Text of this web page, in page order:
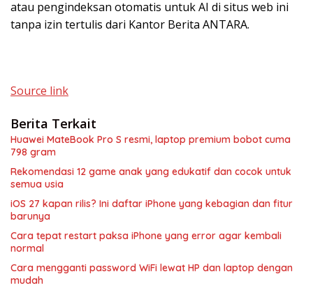
atau pengindeksan otomatis untuk AI di situs web ini
tanpa izin tertulis dari Kantor Berita ANTARA.
Source link
Berita Terkait
Huawei MateBook Pro S resmi, laptop premium bobot cuma
798 gram
Rekomendasi 12 game anak yang edukatif dan cocok untuk
semua usia
iOS 27 kapan rilis? Ini daftar iPhone yang kebagian dan fitur
barunya
Cara tepat restart paksa iPhone yang error agar kembali
normal
Cara mengganti password WiFi lewat HP dan laptop dengan
mudah